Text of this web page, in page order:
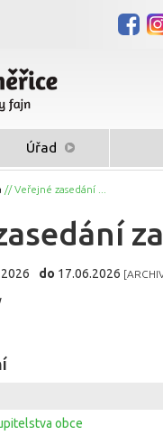
Úřad
// Veřejné zasedání ...
do 17.06.2026
obce